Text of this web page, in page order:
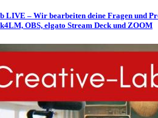
LIVE – Wir bearbeiten deine Fragen und
OBS, elgato Stream Deck und ZOOM